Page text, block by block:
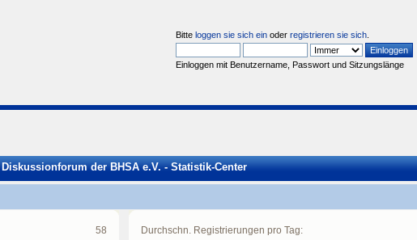
Bitte loggen sie sich einoder registrieren sie sich.
Einloggen mit Benutzername, Passwort und Sitzungslänge
Diskussionforum der BHSA e.V. - Statistik-Center
58
Durchschn. Registrierungen pro Tag: